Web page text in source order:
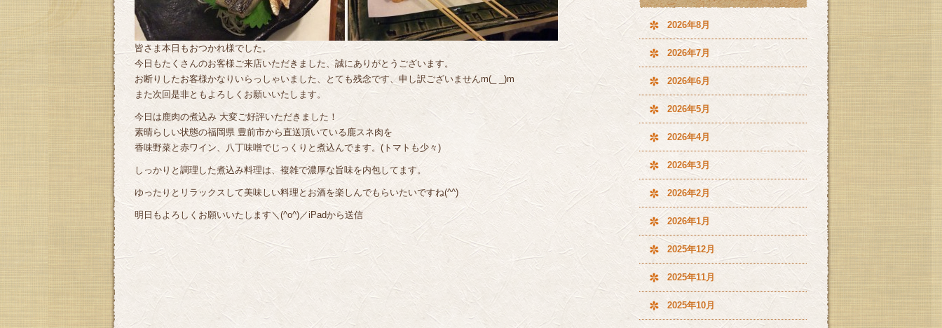
皆さま本日もおつかれ様でした。
今日もたくさんのお客様ご来店いただきました、誠にありがとうございます。
お断りしたお客様かなりいらっしゃいました、とても残念です、申し訳ございませんm(_ _)m
また次回是非ともよろしくお願いいたします。
今日は鹿肉の煮込み 大変ご好評いただきました！
素晴らしい状態の福岡県 豊前市から直送頂いている鹿スネ肉を
香味野菜と赤ワイン、八丁味噌でじっくりと煮込んでます。(トマトも少々)
しっかりと調理した煮込み料理は、複雑で濃厚な旨味を内包してます。
ゆったりとリラックスして美味しい料理とお酒を楽しんでもらいたいですね(^^)
明日もよろしくお願いいたします＼(^o^)／iPadから送信
2026年8月
2026年7月
2026年6月
2026年5月
2026年4月
2026年3月
2026年2月
2026年1月
2025年12月
2025年11月
2025年10月